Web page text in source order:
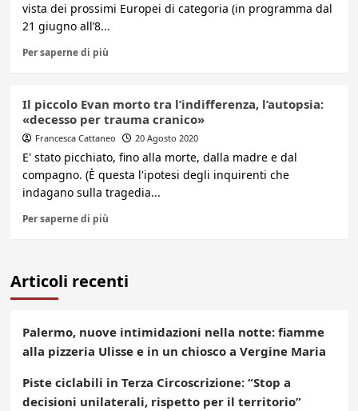
vista dei prossimi Europei di categoria (in programma dal
21 giugno all’8...
Per saperne di più
Il piccolo Evan morto tra l’indifferenza, l’autopsia:
«decesso per trauma cranico»
Francesca Cattaneo 20 Agosto 2020
E' stato picchiato, fino alla morte, dalla madre e dal
compagno. (È questa l'ipotesi degli inquirenti che
indagano sulla tragedia...
Per saperne di più
Articoli recenti
Palermo, nuove intimidazioni nella notte: fiamme
alla pizzeria Ulisse e in un chiosco a Vergine Maria
Piste ciclabili in Terza Circoscrizione: “Stop a
decisioni unilaterali, rispetto per il territorio”